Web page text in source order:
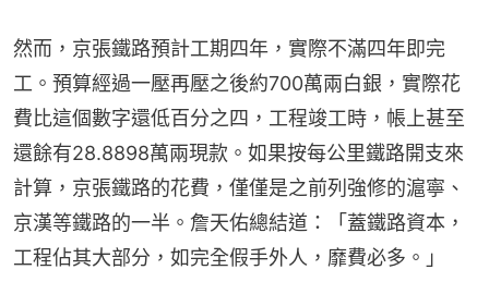
然而，京張鐵路預計工期四年，實際不滿四年即完
工。預算經過一壓再壓之後約700萬兩白銀，實際花
費比這個數字還低百分之四，工程竣工時，帳上甚至
還餘有28.8898萬兩現款。如果按每公里鐵路開支來
計算，京張鐵路的花費，僅僅是之前列強修的滬寧、
京漢等鐵路的一半。詹天佑總結道：「蓋鐵路資本，
工程佔其大部分，如完全假手外人，靡費必多。」